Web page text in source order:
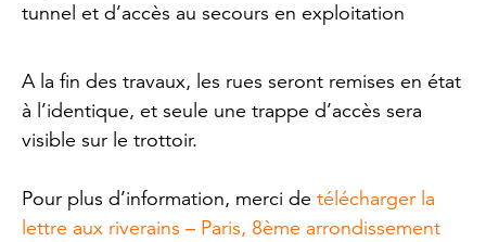
tunnel et d’accès au secours en exploitation
A la fin des travaux, les rues seront remises en état
à l’identique, et seule une trappe d’accès sera
visible sur le trottoir.
Pour plus d’information, merci de télécharger la
lettre aux riverains – Paris, 8ème arrondissement